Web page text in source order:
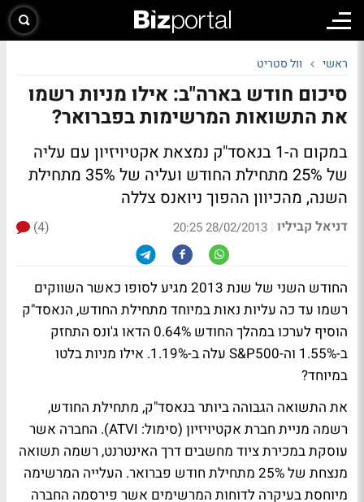
ראשי וול סטריט
סיכום חודש בארה"ב: אילו מניות רשמו
את התשואות המרשימות בפברואר?
במקום ה-1 בנאסד"ק נמצאת אקטיויזיון עם עליה
של 25% מתחילת החודש ועליה של 35% מתחילת
השנה, מהכיוון ההפוך ניואנס צללה
דניאל קביליו |
28/02/2013 20:25
(4)
החודש השני של שנת 2013 מגיע לסופו כאשר השווקים
רשמו עד כה עליות נאות במיוחד מתחילת החודש, הנאסד"ק
הוסיף לערכו במהלך החודש 0.64% הדאו ג'ונס התחזק
ב-1.55% וה-S&P500 עלה ב-1.19%. אילו מניות בלטו
במיוחד?
את התשואה הגבוהה ביותר בנאסד"ק, מתחילת החודש,
רשמה מניית חברת אקטיויזיון (סימול: ATVI). החברה אשר
עוסקת במכירת ציוד מחשבים דרך האינטרנט, רשמה תשואה
מנצחת של 25% מתחילת חודש פברואר. העלייה המרשימה
מיוחסת בעיקרה לדוחות המרשימים אשר פירסמה החברה